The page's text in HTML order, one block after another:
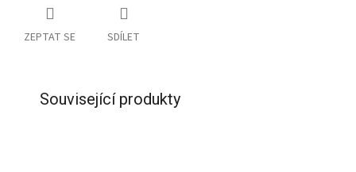
ZEPTAT SE SDÍLET
Související produkty